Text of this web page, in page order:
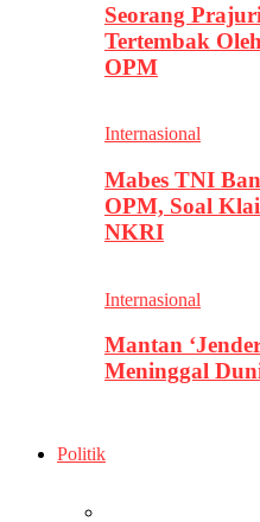
Seorang
Tertembak
OPM
Internasional
Mabes TNI
OPM, Soal
NKRI
Internasional
Mantan
Meninggal
Politik